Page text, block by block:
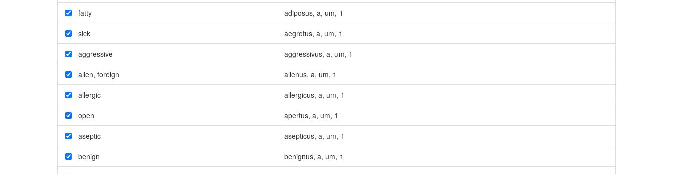
fatty adiposus, a, um, 1
sick aegrotus, a, um, 1
aggressive aggressivus, a, um, 1
alien, foreign alienus, a, um, 1
allergic allergicus, a, um, 1
open apertus, a, um, 1
aseptic asepticus, a, um, 1
benign benignus, a, um, 1